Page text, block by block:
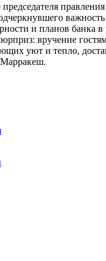
важность
и планов банка в
вручение
уют и тепло,
Марракеш.